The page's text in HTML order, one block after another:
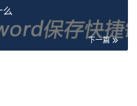
么
下一篇